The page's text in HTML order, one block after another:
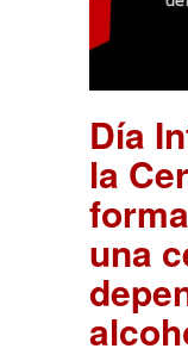
Día
la
una